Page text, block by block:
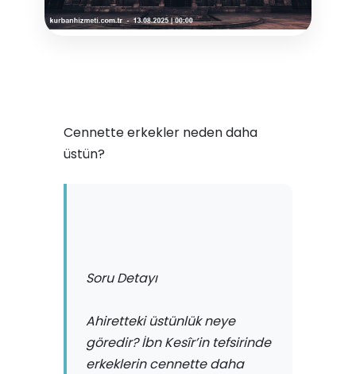
Cennette erkekler neden daha
üstün?
Soru Detayı
Ahiretteki üstünlük neye
göredir? İbn Kesîr’in tefsirinde
erkeklerin cennette daha